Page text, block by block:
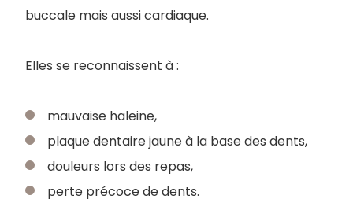
buccale mais aussi cardiaque.
Elles se reconnaissent à :
mauvaise haleine,
plaque dentaire jaune à la base des dents,
douleurs lors des repas,
perte précoce de dents.